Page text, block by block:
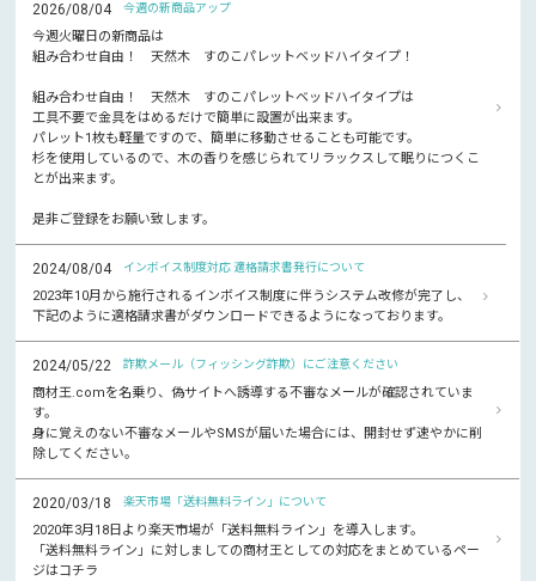
2026/08/04 今週の新商品アップ
今週火曜日の新商品は
組み合わせ自由！ 天然木 すのこパレットベッドハイタイプ！
組み合わせ自由！ 天然木 すのこパレットベッドハイタイプは
工具不要で金具をはめるだけで簡単に設置が出来ます。
パレット1枚も軽量ですので、簡単に移動させることも可能です。
杉を使用しているので、木の香りを感じられてリラックスして眠りにつくこ
とが出来ます。
是非ご登録をお願い致します。
2024/08/04 インボイス制度対応 適格請求書発行について
2023年10月から施行されるインボイス制度に伴うシステム改修が完了し、
下記のように適格請求書がダウンロードできるようになっております。
2024/05/22 詐欺メール（フィッシング詐欺）にご注意ください
商材王.comを名乗り、偽サイトへ誘導する不審なメールが確認されていま
す。
身に覚えのない不審なメールやSMSが届いた場合には、開封せず速やかに削
除してください。
2020/03/18 楽天市場「送料無料ライン」について
2020年3月18日より楽天市場が「送料無料ライン」を導入します。
「送料無料ライン」に対しましての商材王としての対応をまとめているペー
ジはコチラ